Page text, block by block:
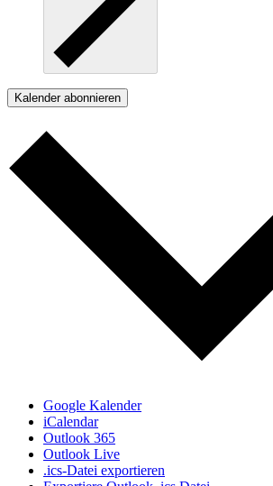
Kalender abonnieren
Google Kalender
iCalendar
Outlook 365
Outlook Live
.ics-Datei exportieren